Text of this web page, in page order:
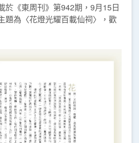
於《東周刊》第942期，9月15日
題為〈花燈光耀百載仙祠〉，歡